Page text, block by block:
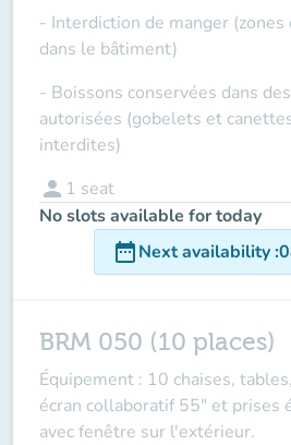
- Interdiction de manger
dans le bâtiment)
- Boissons conservées dans
autorisées (gobelets et
interdites)
person 1 seat
No slots available for today
date_rangeNext availability:
BRM 050 (10 places)
Équipement : 10 chaises,
écran collaboratif 55" et prises
avec fenêtre sur l'extérieur.